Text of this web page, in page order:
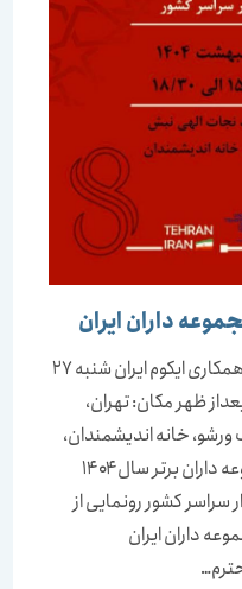
داران ایران
توسط انجمن مجموعه داران ایرانبا همکاری ایکوم ایران شنبه ۲۷
۳ الی ۶/۳۰ بعداز ظهر مکان: تهران،
خانه اندیشمندان،
سالن فردوسی آیین تجلیل از مجموعه داران برتر سال ۱۴۰۴
کشور رونمایی از
ایران